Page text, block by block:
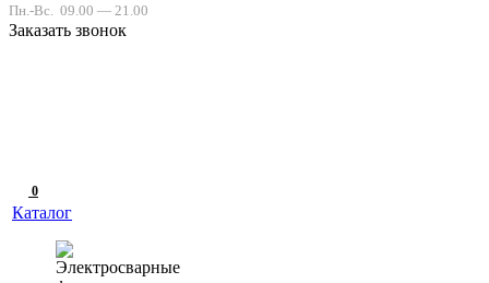
Пн.-Вс. 09.00 — 21.00
Заказать звонок
0
Каталог